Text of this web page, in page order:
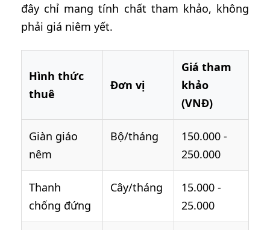
đây chỉ mang tính chất tham khảo, không
phải giá niêm yết.
Hình thức
thuê
Đơn vị
Giá tham
khảo
(VNĐ)
Giàn giáo
nêm
Bộ/tháng
150.000 -
250.000
Thanh
chống đứng
Cây/tháng
15.000 -
25.000